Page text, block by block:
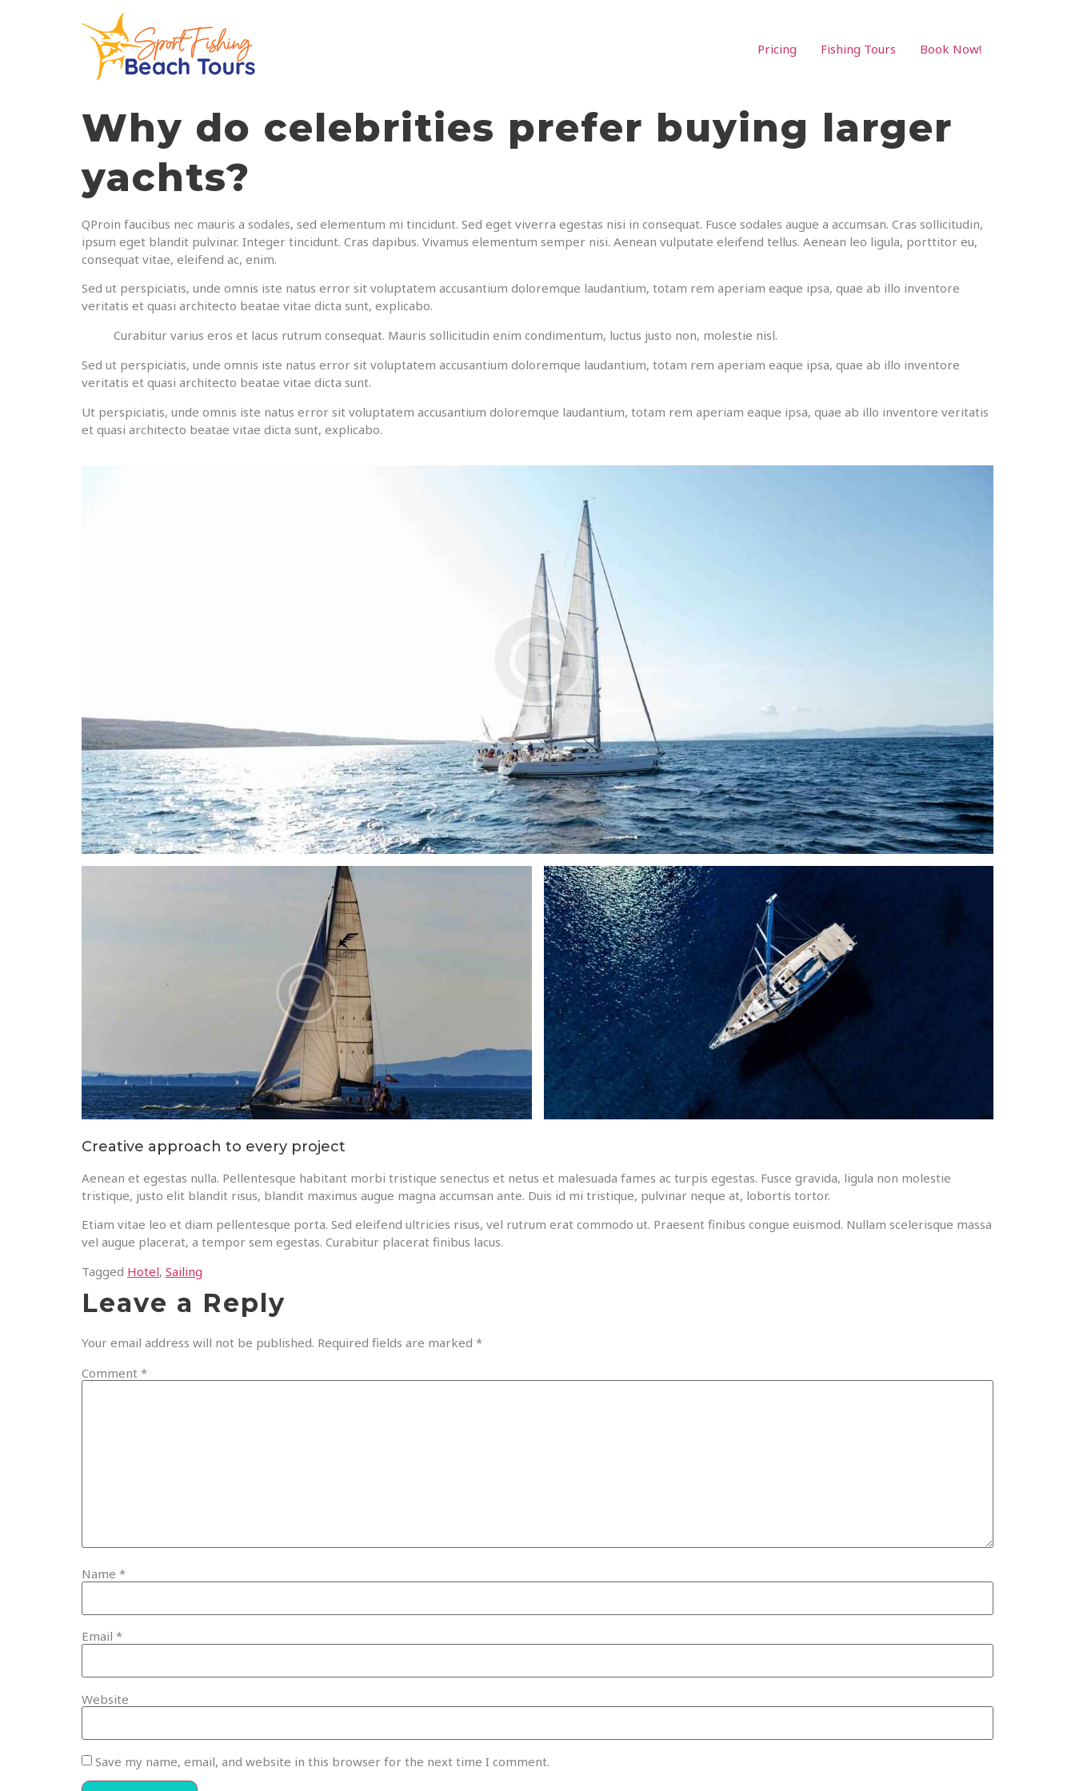
Pricing Fishing Tours Book Now!
Why do celebrities prefer buying larger
yachts?
QProin faucibus nec mauris a sodales, sed elementum mi tincidunt. Sed eget viverra egestas nisi in consequat. Fusce sodales augue a accumsan. Cras sollicitudin,
ipsum eget blandit pulvinar. Integer tincidunt. Cras dapibus. Vivamus elementum semper nisi. Aenean vulputate eleifend tellus. Aenean leo ligula, porttitor eu,
consequat vitae, eleifend ac, enim.
Sed ut perspiciatis, unde omnis iste natus error sit voluptatem accusantium doloremque laudantium, totam rem aperiam eaque ipsa, quae ab illo inventore
veritatis et quasi architecto beatae vitae dicta sunt, explicabo.
Curabitur varius eros et lacus rutrum consequat. Mauris sollicitudin enim condimentum, luctus justo non, molestie nisl.
Sed ut perspiciatis, unde omnis iste natus error sit voluptatem accusantium doloremque laudantium, totam rem aperiam eaque ipsa, quae ab illo inventore
veritatis et quasi architecto beatae vitae dicta sunt.
Ut perspiciatis, unde omnis iste natus error sit voluptatem accusantium doloremque laudantium, totam rem aperiam eaque ipsa, quae ab illo inventore veritatis
et quasi architecto beatae vitae dicta sunt, explicabo.
Creative approach to every project
Aenean et egestas nulla. Pellentesque habitant morbi tristique senectus et netus et malesuada fames ac turpis egestas. Fusce gravida, ligula non molestie
tristique, justo elit blandit risus, blandit maximus augue magna accumsan ante. Duis id mi tristique, pulvinar neque at, lobortis tortor.
Etiam vitae leo et diam pellentesque porta. Sed eleifend ultricies risus, vel rutrum erat commodo ut. Praesent finibus congue euismod. Nullam scelerisque massa
vel augue placerat, a tempor sem egestas. Curabitur placerat finibus lacus.
Tagged Hotel, Sailing
Leave a Reply
Your email address will not be published. Required fields are marked *
Comment *
Name *
Email *
Website
Save my name, email, and website in this browser for the next time I comment.